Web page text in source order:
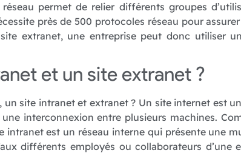
permet de relier différents groupes
près de 500 protocoles réseau pour
extranet, une entreprise peut donc utiliser
et un site extranet ?
site intranet et extranet ? Un site internet est
interconnexion entre plusieurs machines.
est un réseau interne qui présente une
différents employés ou collaborateurs